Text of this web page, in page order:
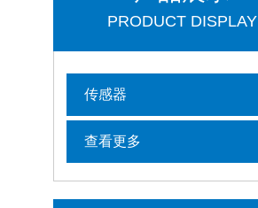
PRODUCT DISPLAY
传感器
查看更多